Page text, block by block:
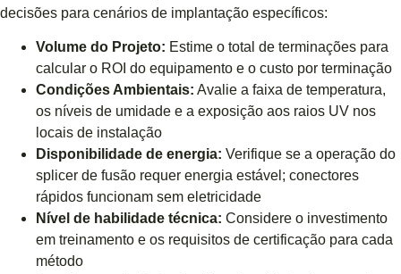
decisões para cenários de implantação específicos:
Volume do Projeto: Estime o total de terminações para
calcular o ROI do equipamento e o custo por terminação
Condições Ambientais: Avalie a faixa de temperatura,
os níveis de umidade e a exposição aos raios UV nos
locais de instalação
Disponibilidade de energia: Verifique se a operação do
splicer de fusão requer energia estável; conectores
rápidos funcionam sem eletricidade
Nível de habilidade técnica: Considere o investimento
em treinamento e os requisitos de certificação para cada
método